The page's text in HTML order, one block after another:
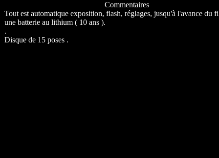
Commentaires
Tout est automatique exposition, flash, réglages, jusqu'à l'avance du
une batterie au lithium ( 10 ans ).
.
Disque de 15 poses .